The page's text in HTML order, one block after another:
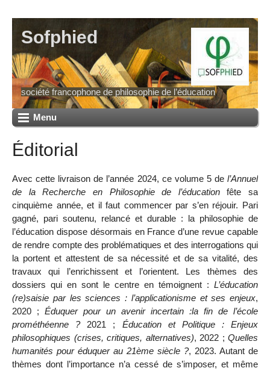
Sofphied
société francophone de philosophie de l’éducation
Menu
Éditorial
Avec cette livraison de l’année 2024, ce volume 5 de l’Annuel
de la Recherche en Philosophie de l’éducationfête sa
cinquième année, et il faut commencer par s’en réjouir. Pari
gagné, pari soutenu, relancé et durable : la philosophie de
l’éducation dispose désormais en France d’une revue capable
de rendre compte des problématiques et des interrogations qui
la portent et attestent de sa nécessité et de sa vitalité, des
travaux qui l’enrichissent et l’orientent. Les thèmes des
dossiers qui en sont le centre en témoignent : L’éducation
(re)saisie par les sciences : l’applicationisme et ses enjeux,
2020 ; Éduquer pour un avenir incertain :la fin de l’école
prométhéenne ?2021 ; Éducation et Politique : Enjeux
philosophiques (crises, critiques, alternatives), 2022 ; Quelles
humanités pour éduquer au 21ème siècle ?, 2023. Autant de
thèmes dont l’importance n’a cessé de s’imposer, et même